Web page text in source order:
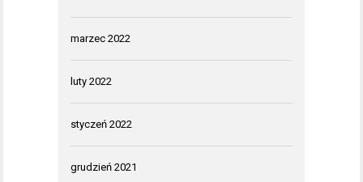
marzec 2022
luty 2022
styczeń 2022
grudzień 2021